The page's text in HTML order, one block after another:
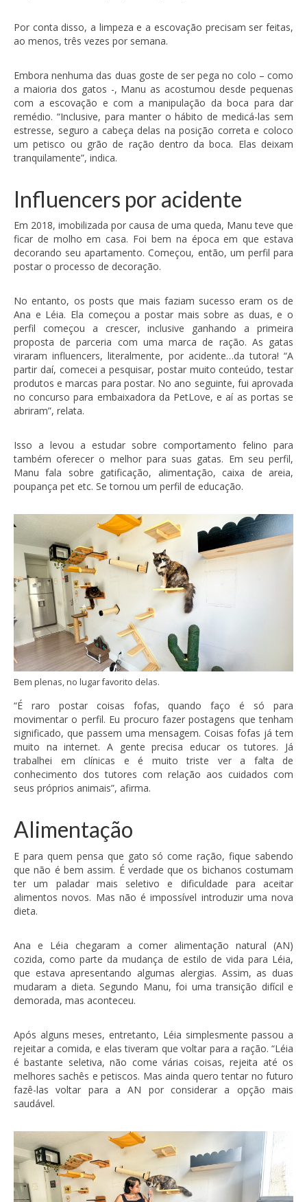
Por conta disso, a limpeza e a escovação precisam ser feitas,
ao menos, três vezes por semana.
Embora nenhuma das duas goste de ser pega no colo – como
a maioria dos gatos -, Manu as acostumou desde pequenas
com a escovação e com a manipulação da boca para dar
remédio. “Inclusive, para manter o hábito de medicá-las sem
estresse, seguro a cabeça delas na posição correta e coloco
um petisco ou grão de ração dentro da boca. Elas deixam
tranquilamente”, indica.
Influencers por acidente
Em 2018, imobilizada por causa de uma queda, Manu teve que
ficar de molho em casa. Foi bem na época em que estava
decorando seu apartamento. Começou, então, um perfil para
postar o processo de decoração.
No entanto, os posts que mais faziam sucesso eram os de
Ana e Léia. Ela começou a postar mais sobre as duas, e o
perfil começou a crescer, inclusive ganhando a primeira
proposta de parceria com uma marca de ração. As gatas
viraram influencers, literalmente, por acidente…da tutora! “A
partir daí, comecei a pesquisar, postar muito conteúdo, testar
produtos e marcas para postar. No ano seguinte, fui aprovada
no concurso para embaixadora da PetLove, e aí as portas se
abriram”, relata.
Isso a levou a estudar sobre comportamento felino para
também oferecer o melhor para suas gatas. Em seu perfil,
Manu fala sobre gatificação, alimentação, caixa de areia,
poupança pet etc. Se tornou um perfil de educação.
Bem plenas, no lugar favorito delas.
“É raro postar coisas fofas, quando faço é só para
movimentar o perfil. Eu procuro fazer postagens que tenham
significado, que passem uma mensagem. Coisas fofas já tem
muito na internet. A gente precisa educar os tutores. Já
trabalhei em clínicas e é muito triste ver a falta de
conhecimento dos tutores com relação aos cuidados com
seus próprios animais”, afirma.
Alimentação
E para quem pensa que gato só come ração, fique sabendo
que não é bem assim. É verdade que os bichanos costumam
ter um paladar mais seletivo e dificuldade para aceitar
alimentos novos. Mas não é impossível introduzir uma nova
dieta.
Ana e Léia chegaram a comer alimentação natural (AN)
cozida, como parte da mudança de estilo de vida para Léia,
que estava apresentando algumas alergias. Assim, as duas
mudaram a dieta. Segundo Manu, foi uma transição difícil e
demorada, mas aconteceu.
Após alguns meses, entretanto, Léia simplesmente passou a
rejeitar a comida, e elas tiveram que voltar para a ração. “Léia
é bastante seletiva, não come várias coisas, rejeita até os
melhores sachês e petiscos. Mas ainda quero tentar no futuro
fazê-las voltar para a AN por considerar a opção mais
saudável.